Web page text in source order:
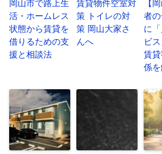
岡山市で路上生
活・ホームレス
状態から賃貸を
借りるための支
援と相談法
賃貸物件空室対
策 トイレの対
策 岡山大家さ
んへ
【
者
に
ビ
賃
係